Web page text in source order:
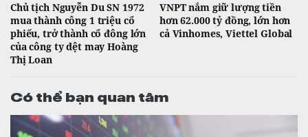
Chủ tịch Nguyễn Du SN 1972
mua thành công 1 triệu cổ
phiếu, trở thành cổ đông lớn
của công ty dệt may Hoàng
Thị Loan
VNPT nắm giữ lượng tiền
hơn 62.000 tỷ đồng, lớn hơn
cả Vinhomes, Viettel Global
Có thể bạn quan tâm